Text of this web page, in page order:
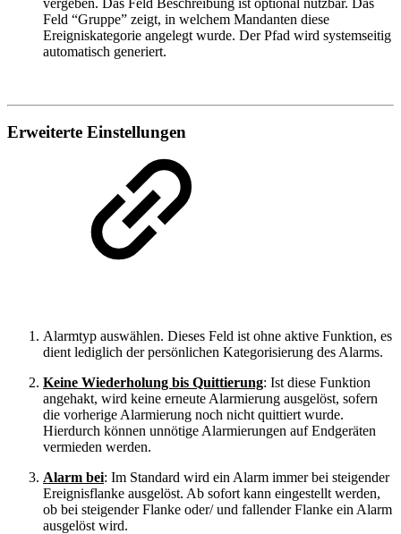
Feld “Gruppe” zeigt, in welchem Mandanten diese
Ereigniskategorie angelegt wurde. Der Pfad wird systemseitig
automatisch generiert.
Erweiterte Einstellungen
Alarmtyp auswählen. Dieses Feld ist ohne aktive Funktion, es
dient lediglich der persönlichen Kategorisierung des Alarms.
Keine Wiederholung bis Quittierung: Ist diese Funktion
angehakt, wird keine erneute Alarmierung ausgelöst, sofern
die vorherige Alarmierung noch nicht quittiert wurde.
Hierdurch können unnötige Alarmierungen auf Endgeräten
vermieden werden.
Alarm bei: Im Standard wird ein Alarm immer bei steigender
Ereignisflanke ausgelöst. Ab sofort kann eingestellt werden,
ob bei steigender Flanke oder/ und fallender Flanke ein Alarm
ausgelöst wird.